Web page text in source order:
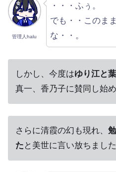
管理人halu
・・・ふぅ。
でも・・このま
な・・。
しかし、今度はゆり江と
真一、香乃子に賛同し始め
さらに清霞の幻も現れ、
た と美世に言い放ちました